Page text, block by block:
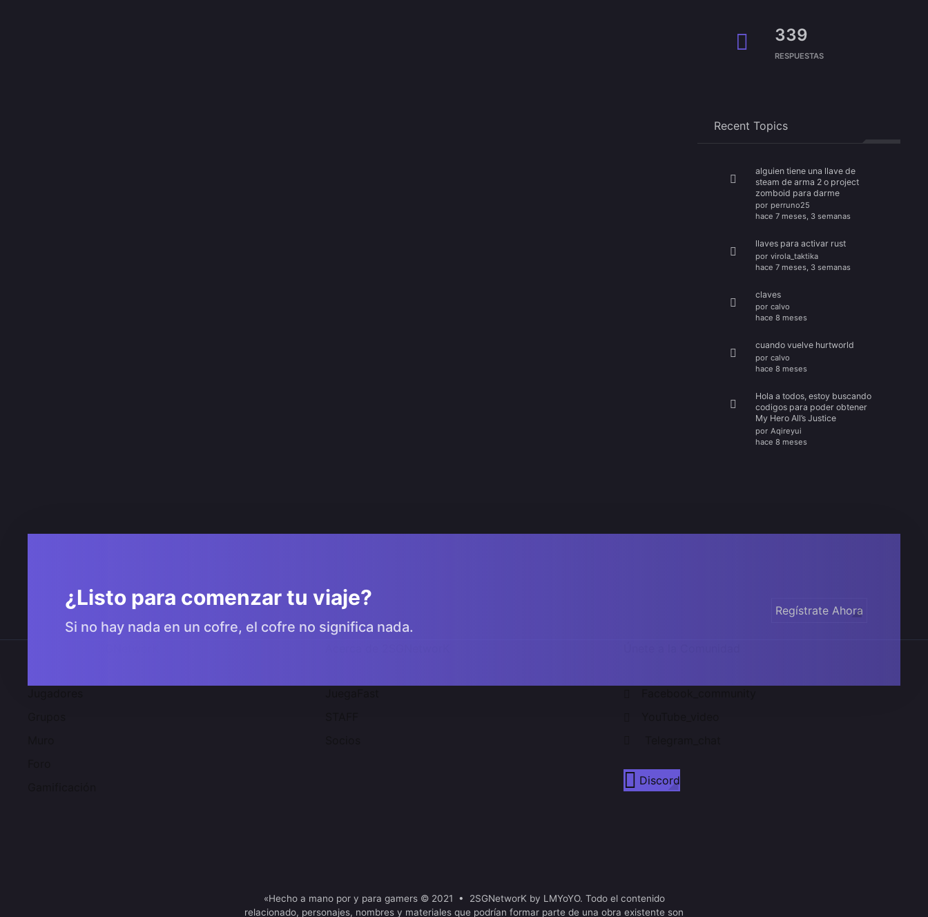
339
RESPUESTAS
Recent Topics
alguien tiene una llave de
steam de arma 2 o project
zomboid para darme
por perruno25
hace 7 meses, 3 semanas
llaves para activar rust
por virola_taktika
hace 7 meses, 3 semanas
claves
por calvo
hace 8 meses
cuando vuelve hurtworld
por calvo
hace 8 meses
Hola a todos, estoy buscando
codigos para poder obtener
My Hero All’s Justice
por Aqireyui
hace 8 meses
¿Listo para comenzar tu viaje?
Si no hay nada en un cofre, el cofre no significa nada.
Regístrate Ahora
Discord
«Hecho a mano por y para gamers © 2021 • 2SGNetworK by LMYoYO. Todo el contenido
relacionado, personajes, nombres y materiales que podrían formar parte de una obra existente son